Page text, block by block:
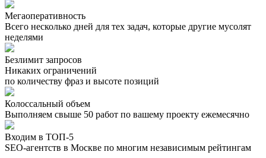
Мегаоперативность
Всего несколько дней для тех задач, которые другие мусолят
неделями
Безлимит запросов
Никаких ограничений
по количеству фраз и высоте позиций
Колоссальный объем
Выполняем свыше 50 работ по вашему проекту ежемесячно
Входим в ТОП-5
SEO-агентств в Москве по многим независимым рейтингам